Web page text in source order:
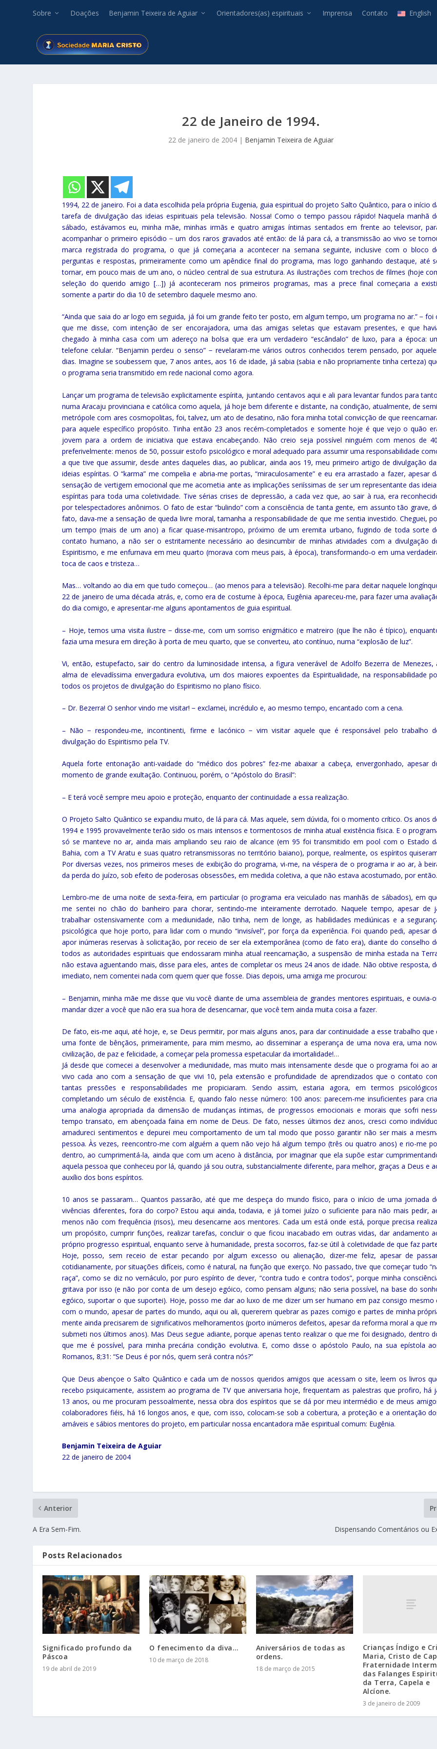
Sobre Doações Benjamin Teixeira de Aguiar Orientadores(as) espirituais Imprensa Contato English
22 de Janeiro de 1994.
22 de janeiro de 2004 | Benjamin Teixeira de Aguiar
1994, 22 de janeiro. Foi a data escolhida pela própria Eugenia, guia espiritual do projeto Salto Quântico, para o início
tarefa de divulgação das ideias espirituais pela televisão. Nossa! Como o tempo passou rápido! Naquela manhã
sábado, estávamos eu, minha mãe, minhas irmãs e quatro amigas íntimas sentados em frente ao televisor,
acompanhar o primeiro episódio − um dos raros gravados até então: de lá para cá, a transmissão ao vivo se
marca registrada do programa, o que já começaria a acontecer na semana seguinte, inclusive com o bloco
perguntas e respostas, primeiramente como um apêndice final do programa, mas logo ganhando destaque, até
tornar, em pouco mais de um ano, o núcleo central de sua estrutura. As ilustrações com trechos de filmes (hoje
seleção do querido amigo […]) já aconteceram nos primeiros programas, mas a prece final começaria a
somente a partir do dia 10 de setembro daquele mesmo ano.
“Ainda que saia do ar logo em seguida, já foi um grande feito ter posto, em algum tempo, um programa no ar.” − foi
que me disse, com intenção de ser encorajadora, uma das amigas seletas que estavam presentes, e que
chegado à minha casa com um adereço na bolsa que era um verdadeiro “escândalo” de luxo, para a época:
telefone celular. “Benjamin perdeu o senso” − revelaram-me vários outros conhecidos terem pensado, por
dias. Imagine se soubessem que, 7 anos antes, aos 16 de idade, já sabia (sabia e não propriamente tinha certeza)
o programa seria transmitido em rede nacional como agora.
Lançar um programa de televisão explicitamente espírita, juntando centavos aqui e ali para levantar fundos para
numa Aracaju provinciana e católica como aquela, já hoje bem diferente e distante, na condição, atualmente, de
metrópole com ares cosmopolitas, foi, talvez, um ato de desatino, não fora minha total convicção de que
para aquele específico propósito. Tinha então 23 anos recém-completados e somente hoje é que vejo o quão
jovem para a ordem de iniciativa que estava encabeçando. Não creio seja possível ninguém com menos de
preferivelmente: menos de 50, possuir estofo psicológico e moral adequado para assumir uma responsabilidade
a que tive que assumir, desde antes daqueles dias, ao publicar, ainda aos 19, meu primeiro artigo de divulgação
ideias espíritas. O “karma” me compelia e abria-me portas, “miraculosamente” e eu era arrastado a fazer, apesar
sensação de vertigem emocional que me acometia ante as implicações seriíssimas de ser um representante das
espíritas para toda uma coletividade. Tive sérias crises de depressão, a cada vez que, ao sair à rua, era
por telespectadores anônimos. O fato de estar “bulindo” com a consciência de tanta gente, em assunto tão grave,
fato, dava-me a sensação de queda livre moral, tamanha a responsabilidade de que me sentia investido. Cheguei,
um tempo (mais de um ano) a ficar quase-misantropo, próximo de um eremita urbano, fugindo de toda sorte
contato humano, a não ser o estritamente necessário ao desincumbir de minhas atividades com a divulgação
Espiritismo, e me enfurnava em meu quarto (morava com meus pais, à época), transformando-o em uma
toca de caos e tristeza…
Mas… voltando ao dia em que tudo começou… (ao menos para a televisão). Recolhi-me para deitar naquele
22 de janeiro de uma década atrás, e, como era de costume à época, Eugênia apareceu-me, para fazer uma
do dia comigo, e apresentar-me alguns apontamentos de guia espiritual.
– Hoje, temos uma visita ilustre − disse-me, com um sorriso enigmático e matreiro (que lhe não é típico),
fazia uma mesura em direção à porta de meu quarto, que se converteu, ato contínuo, numa “explosão de luz”.
Vi, então, estupefacto, sair do centro da luminosidade intensa, a figura venerável de Adolfo Bezerra de Menezes,
alma de elevadíssima envergadura evolutiva, um dos maiores expoentes da Espiritualidade, na responsabilidade
todos os projetos de divulgação do Espiritismo no plano físico.
– Dr. Bezerra! O senhor vindo me visitar! − exclamei, incrédulo e, ao mesmo tempo, encantado com a cena.
– Não − respondeu-me, incontinenti, firme e lacónico − vim visitar aquele que é responsável pelo trabalho
divulgação do Espiritismo pela TV.
Aquela forte entonação anti-vaidade do “médico dos pobres” fez-me abaixar a cabeça, envergonhado, apesar
momento de grande exultação. Continuou, porém, o “Apóstolo do Brasil”:
– E terá você sempre meu apoio e proteção, enquanto der continuidade a essa realização.
O Projeto Salto Quântico se expandiu muito, de lá para cá. Mas aquele, sem dúvida, foi o momento crítico. Os anos
1994 e 1995 provavelmente terão sido os mais intensos e tormentosos de minha atual existência física. E o
só se manteve no ar, ainda mais ampliando seu raio de alcance (em 95 foi transmitido em pool com o Estado
Bahia, com a TV Aratu e suas quatro retransmissoras no território baiano), porque, realmente, os espíritos
Por diversas vezes, nos primeiros meses de exibição do programa, vi-me, na véspera de o programa ir ao ar, à
da perda do juízo, sob efeito de poderosas obsessões, em medida coletiva, a que não estava acostumado, por então.
Lembro-me de uma noite de sexta-feira, em particular (o programa era veiculado nas manhãs de sábados), em
me sentei no chão do banheiro para chorar, sentindo-me inteiramente derrotado. Naquele tempo, apesar de
trabalhar ostensivamente com a mediunidade, não tinha, nem de longe, as habilidades mediúnicas e a
psicológica que hoje porto, para lidar com o mundo “invisível”, por força da experiência. Foi quando pedi, apesar
apor inúmeras reservas à solicitação, por receio de ser ela extemporânea (como de fato era), diante do conselho
todos as autoridades espirituais que endossaram minha atual reencarnação, a suspensão de minha estada na
não estava aguentando mais, disse para eles, antes de completar os meus 24 anos de idade. Não obtive resposta,
imediato, nem comentei nada com quem quer que fosse. Dias depois, uma amiga me procurou:
– Benjamin, minha mãe me disse que viu você diante de uma assembleia de grandes mentores espirituais, e ouvia-
mandar dizer a você que não era sua hora de desencarnar, que você tem ainda muita coisa a fazer.
De fato, eis-me aqui, até hoje, e, se Deus permitir, por mais alguns anos, para dar continuidade a esse trabalho que
uma fonte de bênçãos, primeiramente, para mim mesmo, ao disseminar a esperança de uma nova era, uma
civilização, de paz e felicidade, a começar pela promessa espetacular da imortalidade!…
Já desde que comecei a desenvolver a mediunidade, mas muito mais intensamente desde que o programa foi ao
vivo cada ano com a sensação de que vivi 10, pela extensão e profundidade de aprendizados que o contato
tantas pressões e responsabilidades me propiciaram. Sendo assim, estaria agora, em termos
completando um século de existência. E, quando falo nesse número: 100 anos: parecem-me insuficientes para
uma analogia apropriada da dimensão de mudanças íntimas, de progressos emocionais e morais que sofri
tempo transato, em abençoada faina em nome de Deus. De fato, nesses últimos dez anos, cresci como
amadureci sentimentos e depurei meu comportamento de um tal modo que posso garantir não ser mais a
pessoa. Às vezes, reencontro-me com alguém a quem não vejo há algum tempo (três ou quatro anos) e rio-me
dentro, ao cumprimentá-la, ainda que com um aceno à distância, por imaginar que ela supõe estar
aquela pessoa que conheceu por lá, quando já sou outra, substancialmente diferente, para melhor, graças a Deus e
auxílio dos bons espíritos.
10 anos se passaram… Quantos passarão, até que me despeça do mundo físico, para o início de uma jornada
vivências diferentes, fora do corpo? Estou aqui ainda, todavia, e já tomei juízo o suficiente para não mais pedir,
menos não com frequência (risos), meu desencarne aos mentores. Cada um está onde está, porque precisa
um propósito, cumprir funções, realizar tarefas, concluir o que ficou inacabado em outras vidas, dar andamento
próprio progresso espiritual, enquanto serve à humanidade, presta socorros, faz-se útil à coletividade de que faz
Hoje, posso, sem receio de estar pecando por algum excesso ou alienação, dizer-me feliz, apesar de
cotidianamente, por situações difíceis, como é natural, na função que exerço. No passado, tive que começar tudo
raça”, como se diz no vernáculo, por puro espírito de dever, “contra tudo e contra todos”, porque minha
gritava por isso (e não por conta de um desejo egóico, como pensam alguns; não seria possível, na base do
egóico, suportar o que suportei). Hoje, posso me dar ao luxo de me dizer um ser humano em paz consigo mesmo
com o mundo, apesar de partes do mundo, aqui ou ali, quererem quebrar as pazes comigo e partes de minha
mente ainda precisarem de significativos melhoramentos (porto inúmeros defeitos, apesar da reforma moral a que
submeti nos últimos anos). Mas Deus segue adiante, porque apenas tento realizar o que me foi designado, dentro
que me é possível, para minha precária condição evolutiva. E, como disse o apóstolo Paulo, na sua epístola
Romanos, 8;31: “Se Deus é por nós, quem será contra nós?”
Que Deus abençoe o Salto Quântico e cada um de nossos queridos amigos que acessam o site, leem os livros
recebo psiquicamente, assistem ao programa de TV que aniversaria hoje, frequentam as palestras que profiro, há
13 anos, ou me procuram pessoalmente, nessa obra dos espíritos que se dá por meu intermédio e de meus
colaboradores fiéis, há 16 longos anos, e que, com isso, colocam-se sob a cobertura, a proteção e a orientação
amáveis e sábios mentores do projeto, em particular nossa encantadora mãe espiritual comum: Eugênia.
Benjamin Teixeira de Aguiar
22 de janeiro de 2004
Anterior
A Era Sem-Fim. Dispensando Comentários ou
Posts Relacionados
Significado profundo da
Páscoa
19 de abril de 2019
O fenecimento da diva…
10 de março de 2018
Aniversários de todas as
ordens.
18 de março de 2015
Crianças Índigo e
Maria, Cristo de
Fraternidade
das Falanges
da Terra, Capela e
Alcíone.
3 de janeiro de 2009